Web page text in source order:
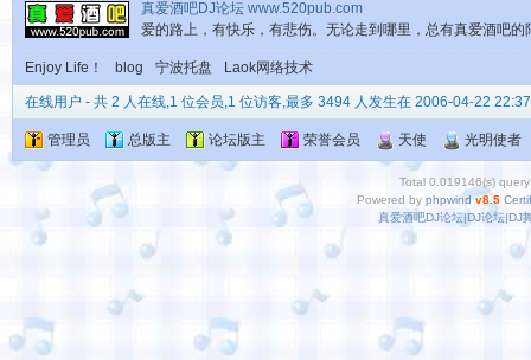
真爱酒吧DJ论坛 www.520pub.com
爱的路上，有快乐，有悲伤。无论走到哪里，总有真爱酒吧的
Enjoy Life！ blog 宁波托盘 Laok网络技术
在线用户 - 共 2 人在线,1 位会员,1 位访客,最多 3494 人发生在 2006-04-22 22:37
管理员 总版主 论坛版主 荣誉会员 天使 光明使者
Total 0.019146(s)
Powered by phpwind v8.5
真爱酒吧DJ论坛|DJ论坛|DJ